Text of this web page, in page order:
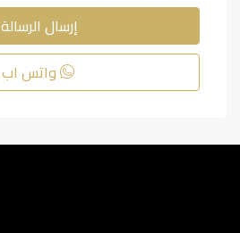
إرسال الرسالة
واتس اب